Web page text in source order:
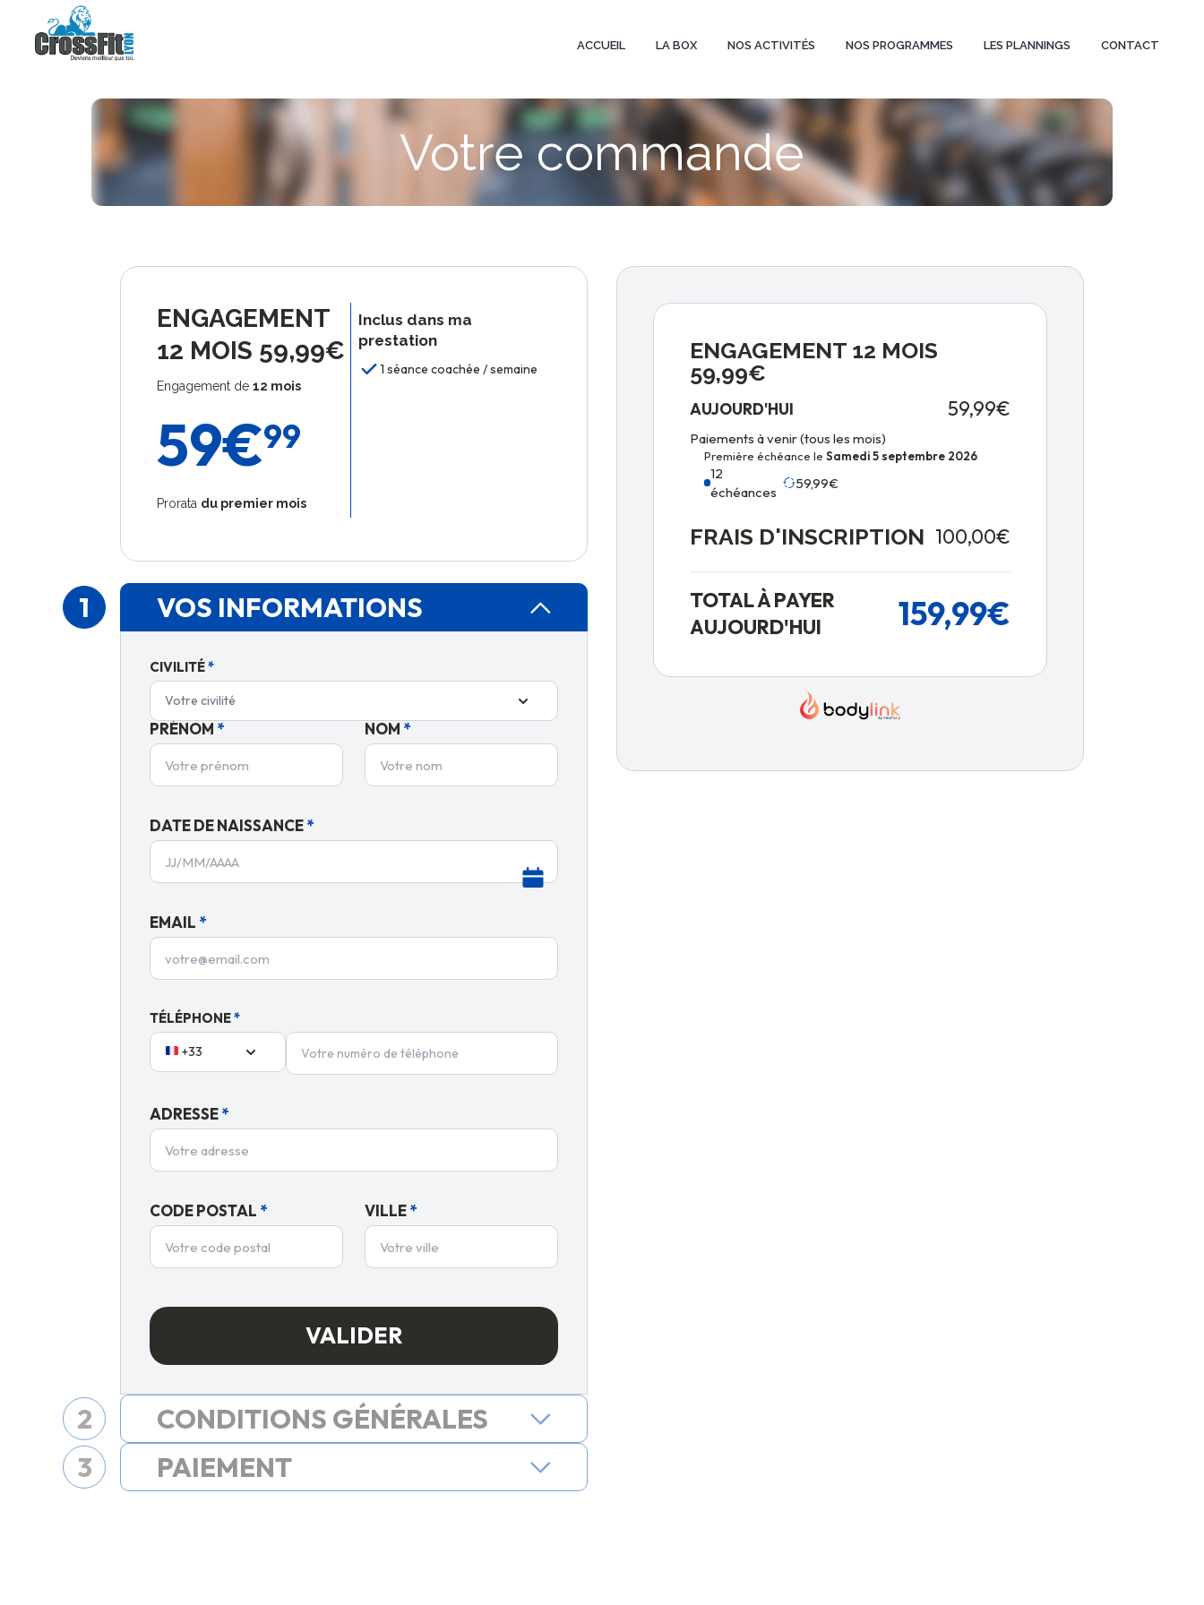
ACCUEIL LA BOX NOS ACTIVITÉS NOS PROGRAMMES LES PLANNINGS CONTACT
Votre commande
ENGAGEMENT
12 MOIS 59,99€
Engagement de 12 mois
59€99
Prorata du premier mois
Inclus dans ma
prestation
1 séance coachée / semaine
1 VOS INFORMATIONS
CIVILITÉ*
Votre civilité
PRÉNOM * NOM *
DATE DE NAISSANCE*
EMAIL *
TÉLÉPHONE*
+33
ADRESSE*
CODE POSTAL * VILLE*
VALIDER
2
CONDITIONS GÉNÉRALES
3
PAIEMENT
ENGAGEMENT 12 MOIS
59,99€
AUJOURD'HUI 59,99€
Paiements à venir (tous les mois)
Première échéance le Samedi 5 septembre 2026
12
échéances
59,99€
FRAIS D'INSCRIPTION 100,00€
TOTAL À PAYER
AUJOURD'HUI
159,99€